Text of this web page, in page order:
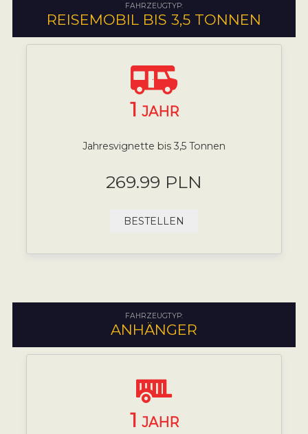
FAHRZEUGTYP:
REISEMOBIL BIS 3,5 TONNEN
1 JAHR
Jahresvignette bis 3,5 Tonnen
269.99 PLN
BESTELLEN
FAHRZEUGTYP:
ANHÄNGER
1 JAHR